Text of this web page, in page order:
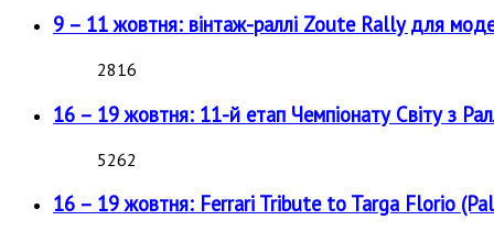
9 – 11 жовтня: вінтаж-раллі Zoute Rally для
2816
16 – 19 жовтня: 11-й етап Чемпіонату Світу з
5262
16 – 19 жовтня: Ferrari Tribute to Targa Florio